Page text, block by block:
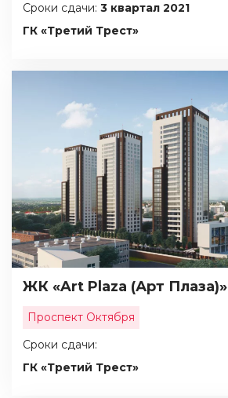
Сроки сдачи: 3 квартал 2021
ГК «Третий Трест»
ЖК «Art Plaza (Арт Плаза)»
Проспект Октября
Сроки сдачи:
ГК «Третий Трест»